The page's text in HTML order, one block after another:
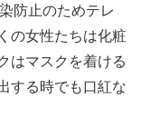
防止のためテレ
の女性たちは化粧
はマスクを着ける
する時でも口紅な